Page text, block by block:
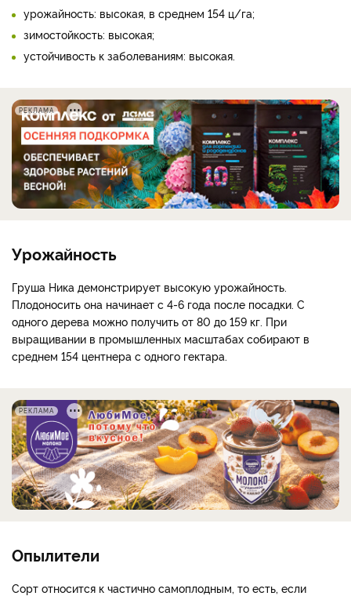
урожайность: высокая, в среднем 154 ц/га;
зимостойкость: высокая;
устойчивость к заболеваниям: высокая.
РЕКЛАМА
Урожайность
Груша Ника демонстрирует высокую урожайность.
Плодоносить она начинает с 4-6 года после посадки. С
одного дерева можно получить от 80 до 159 кг. При
выращивании в промышленных масштабах собирают в
среднем 154 центнера с одного гектара.
РЕКЛАМА
Опылители
Сорт относится к частично самоплодным, то есть, если